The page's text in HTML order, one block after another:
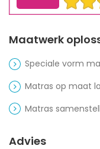
Maatwerk
Speciale vorm
Matras op maat
Matras
Advies